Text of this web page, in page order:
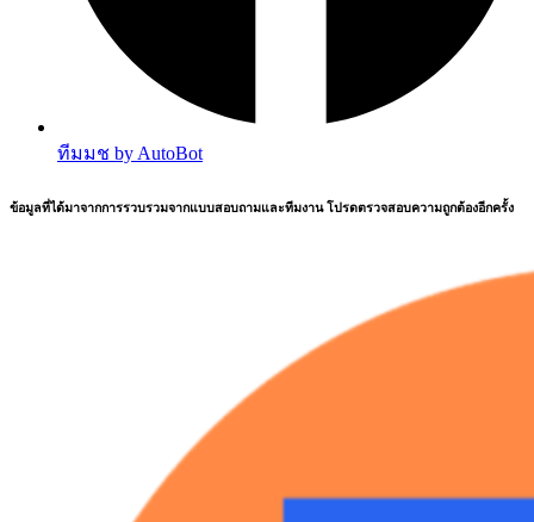
ทีมมช by AutoBot
ข้อมูลที่ได้มาจากการรวบรวมจากแบบสอบถามและทีมงาน โปรดตรวจสอบความถูกต้องอีกครั้ง